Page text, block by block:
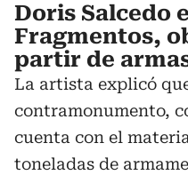
Doris Salcedo
Fragmentos,
partir de
La artista explicó
contramonumento,
cuenta con el
toneladas de